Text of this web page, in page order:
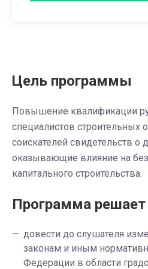
Цель программы
Повышение квалификации
специалистов строительных
соискателей свидетельств о
оказывающие влияние на
капитального строительства.
Программа решает
довести до слушателя
законам и иным
Федерации в области